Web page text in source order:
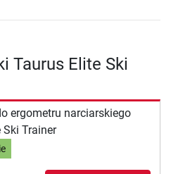
Taurus Elite Ski
ergometru narciarskiego
Ski Trainer